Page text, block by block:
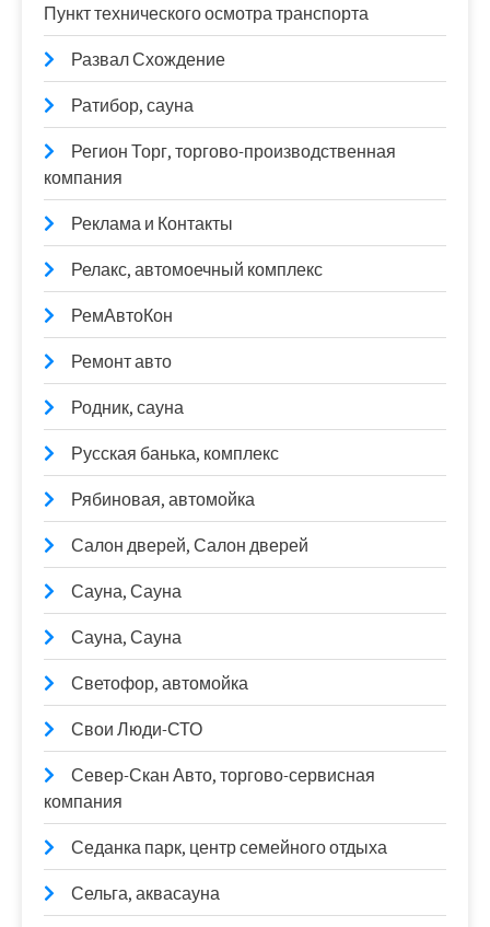
Пункт технического осмотра транспорта
Развал Схождение
Ратибор, сауна
Регион Торг, торгово-производственная
компания
Реклама и Контакты
Релакс, автомоечный комплекс
РемАвтоКон
Ремонт авто
Родник, сауна
Русская банька, комплекс
Рябиновая, автомойка
Салон дверей, Салон дверей
Сауна, Сауна
Сауна, Сауна
Светофор, автомойка
Свои Люди-СТО
Север-Скан Авто, торгово-сервисная
компания
Седанка парк, центр семейного отдыха
Сельга, аквасауна